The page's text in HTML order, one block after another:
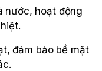
nước, hoạt động
đảm bảo bề mặt